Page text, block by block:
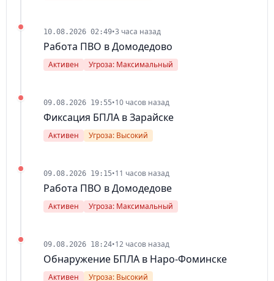
10.08.2026 02:49•3 часа назад
Работа ПВО в Домодедово
Активен Угроза: Максимальный
09.08.2026 19:55•10 часов назад
Фиксация БПЛА в Зарайске
Активен Угроза: Высокий
09.08.2026 19:15•11 часов назад
Работа ПВО в Домодедове
Активен Угроза: Максимальный
09.08.2026 18:24•12 часов назад
Обнаружение БПЛА в Наро-Фоминске
Активен Угроза: Высокий